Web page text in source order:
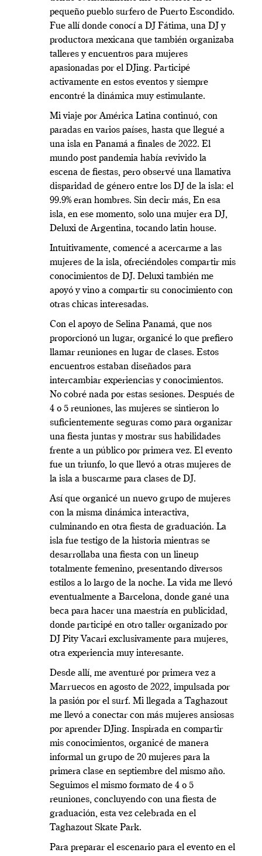
pequeño pueblo surfero de Puerto Escondido.
Fue allí donde conocí a DJ Fátima, una DJ y
productora mexicana que también organizaba
talleres y encuentros para mujeres
apasionadas por el DJing. Participé
activamente en estos eventos y siempre
encontré la dinámica muy estimulante.
Mi viaje por América Latina continuó, con
paradas en varios países, hasta que llegué a
una isla en Panamá a finales de 2022. El
mundo post pandemia había revivido la
escena de fiestas, pero observé una llamativa
disparidad de género entre los DJ de la isla: el
99.9% eran hombres. Sin decir más, En esa
isla, en ese momento, solo una mujer era DJ,
Deluxi de Argentina, tocando latin house.
Intuitivamente, comencé a acercarme a las
mujeres de la isla, ofreciéndoles compartir mis
conocimientos de DJ. Deluxi también me
apoyó y vino a compartir su conocimiento con
otras chicas interesadas.
Con el apoyo de Selina Panamá, que nos
proporcionó un lugar, organicé lo que prefiero
llamar reuniones en lugar de clases. Estos
encuentros estaban diseñados para
intercambiar experiencias y conocimientos.
No cobré nada por estas sesiones. Después de
4 o 5 reuniones, las mujeres se sintieron lo
suficientemente seguras como para organizar
una fiesta juntas y mostrar sus habilidades
frente a un público por primera vez. El evento
fue un triunfo, lo que llevó a otras mujeres de
la isla a buscarme para clases de DJ.
Así que organicé un nuevo grupo de mujeres
con la misma dinámica interactiva,
culminando en otra fiesta de graduación. La
isla fue testigo de la historia mientras se
desarrollaba una fiesta con un lineup
totalmente femenino, presentando diversos
estilos a lo largo de la noche. La vida me llevó
eventualmente a Barcelona, donde gané una
beca para hacer una maestría en publicidad,
donde participé en otro taller organizado por
DJ Pity Vacari exclusivamente para mujeres,
otra experiencia muy interesante.
Desde allí, me aventuré por primera vez a
Marruecos en agosto de 2022, impulsada por
la pasión por el surf. Mi llegada a Taghazout
me llevó a conectar con más mujeres ansiosas
por aprender DJing. Inspirada en compartir
mis conocimientos, organicé de manera
informal un grupo de 20 mujeres para la
primera clase en septiembre del mismo año.
Seguimos el mismo formato de 4 o 5
reuniones, concluyendo con una fiesta de
graduación, esta vez celebrada en el
Taghazout Skate Park.
Para preparar el escenario para el evento en el